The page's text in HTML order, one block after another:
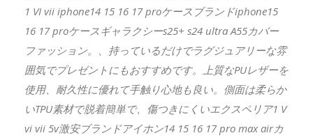
1 VI vii iphone14 15 16 17 proケースブランドiphone15
16 17 proケースギャラクシーs25+ s24 ultra A55カバー
ファッション。、持っているだけでラグジュアリーな雰
囲気でプレゼントにもおすすめです。上質なPUレザーを
使用、耐久性に優れて手触り心地も良い。側面は柔らか
いTPU素材で脱着簡単で、傷つきにくいエクスペリア1 V
vi vii 5v激安ブランドアイホン14 15 16 17 pro max airカ